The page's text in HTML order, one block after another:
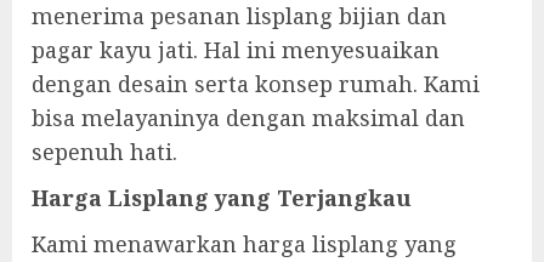
menerima pesanan lisplang bijian dan
pagar kayu jati. Hal ini menyesuaikan
dengan desain serta konsep rumah. Kami
bisa melayaninya dengan maksimal dan
sepenuh hati.
Harga Lisplang yang Terjangkau
Kami menawarkan harga lisplang yang